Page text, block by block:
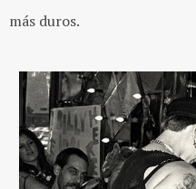
más duros.